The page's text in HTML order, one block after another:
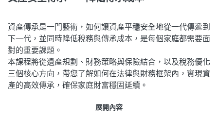
資產傳承是一門藝術，如何讓資產平穩安全地從一代傳遞到
下一代，並同時降低稅務與傳承成本，是每個家庭都需要面
對的重要課題。
本課程將從遺產規劃、財務策略與保險結合，以及稅務優化
三個核心方向，帶您了解如何在法律與財務框架內，實現資
產的高效傳承，確保家庭財富穩固延續。
展開內容